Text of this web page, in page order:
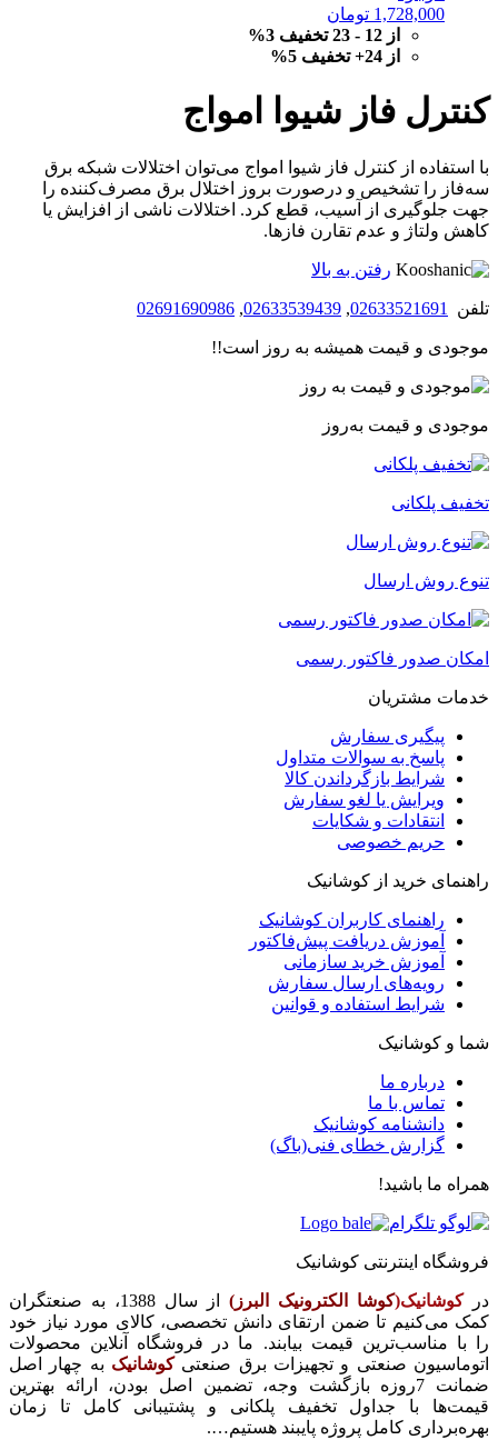
1,728,000 تومان
از 12 - 23 تخفیف 3%
از 24+ تخفیف 5%
کنترل فاز شیوا امواج
با استفاده از کنترل فاز شیوا امواج می‌توان اختلالات شبکه برق
سه‌فاز را تشخیص و درصورت بروز اختلال برق مصرف‌کننده را
جهت جلوگیری از آسیب، قطع کرد. اختلالات ناشی از افزایش یا
کاهش ولتاژ و عدم تقارن فازها.
رفتن به بالا
تلفن 02633521691
,
02633539439
,
02691690986
موجودی و قیمت همیشه به روز است!!
موجودی و قیمت به‌روز
تخفیف پلکانی
تنوع روش ارسال
امکان صدور فاکتور رسمی
خدمات مشتریان
پیگیری سفارش
پاسخ به سوالات متداول
شرایط بازگرداندن کالا
ویرایش یا لغو سفارش
انتقادات و شکایات
حریم خصوصی
راهنمای خرید از کوشانیک
راهنمای کاربران کوشانیک
آموزش دریافت پیش‌فاکتور
آموزش خرید سازمانی
رویه‌های ارسال سفارش
شرایط استفاده و قوانین
شما و کوشانیک
درباره ما
تماس با ما
دانشنامه کوشانیک
گزارش خطای فنی(باگ)
همراه ما باشید!
فروشگاه اینترنتی کوشانیک
در کوشانیک(کوشا الکترونیک البرز)
از سال 1388، به صنعتگران
کمک می‌کنیم تا ضمن ارتقای دانش تخصصی، کالای مورد نیاز خود
را با مناسب‌ترین قیمت بیابند. ما در فروشگاه آنلاین محصولات
اتوماسیون صنعتی و تجهیزات برق صنعتی کوشانیک به چهار اصل
ضمانت 7روزه بازگشت وجه، تضمین اصل بودن، ارائه بهترین
قیمت‌ها با جداول تخفیف پلکانی و پشتیبانی کامل تا زمان
بهره‌برداری کامل پروژه پایبند هستیم….